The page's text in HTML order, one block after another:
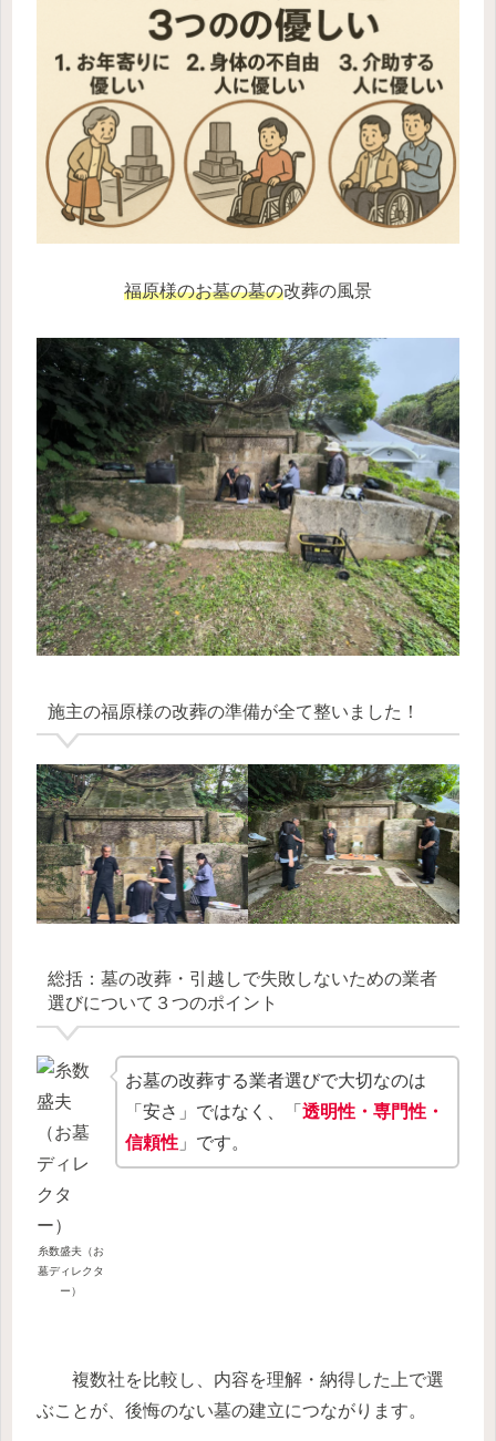
福原様のお墓の墓の改葬の風景
施主の福原様の改葬の準備が全て整いました！
総括：墓の改葬・引越しで失敗しないための業者
選びについて３つのポイント
糸数盛夫（お
墓ディレクタ
ー）
お墓の改葬する業者選びで大切なのは
「安さ」ではなく、「透明性・専門性・
信頼性 」です。
複数社を比較し、内容を理解・納得した上で選
ぶことが、後悔のない墓の建立につながります。